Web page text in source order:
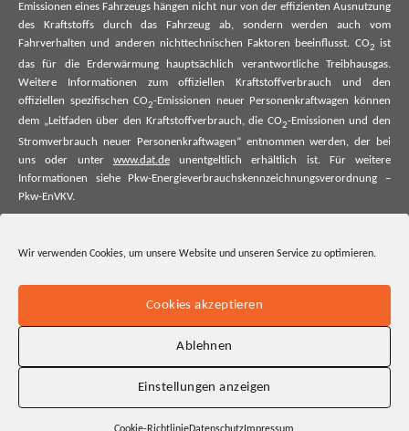
Wir verwenden Cookies, um unsere Website und unseren Service zu optimieren.
Cookies akzeptieren
Ablehnen
Einstellungen anzeigen
Emissionen eines Fahrzeugs hängen nicht nur von der effizienten Ausnutzung
des Kraftstoffs durch das Fahrzeug ab, sondern werden auch vom
Fahrverhalten und anderen nichttechnischen Faktoren beeinflusst. CO2
ist
das für die Erderwärmung hauptsächlich verantwortliche Treibhausgas.
Weitere Informationen zum offiziellen Kraftstoffverbrauch und den
offiziellen spezifischen CO2-Emissionen neuer Personenkraftwagen können
dem „Leitfaden über den Kraftstoffverbrauch, die CO2-Emissionen und den
Stromverbrauch neuer Personenkraftwagen“ entnommen werden, der bei
uns oder unter www.dat.deunentgeltlich erhältlich ist. Für weitere
Informationen siehe Pkw-Energieverbrauchskennzeichnungsverordnung –
Pkw-EnVKV.
offiziellen spezifischen CO₂-Emissionen und ggf. zum Stromverbrauch neuer
offiziellen spezifischen CO₂-Emissionen und den offiziellen Stromverbrauch
neuer Pkw entnommen werden. Dieser ist an allen Verkaufsstellen und bei
der Deutschen Automobil Treuhand GmbH unentgeltlich erhältlich, sowie